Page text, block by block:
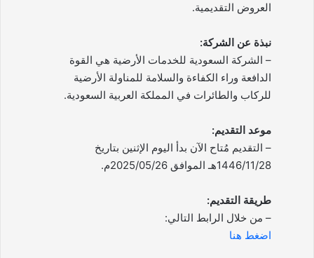
العروض التقديمية.
نبذة عن الشركة:
– الشركة السعودية للخدمات الأرضية هي القوة
الدافعة وراء الكفاءة والسلامة للمناولة الأرضية
للركاب والطائرات في المملكة العربية السعودية.
موعد التقديم:
– التقديم مُتاح الآن بدأ اليوم الإثنين بتاريخ
1446/11/28هـ الموافق 2025/05/26م.
طريقة التقديم:
– من خلال الرابط التالي:
اضغط هنا